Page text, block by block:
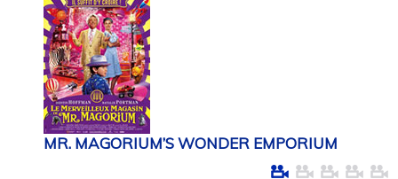
MR. MAGORIUM’S WONDER EMPORIUM